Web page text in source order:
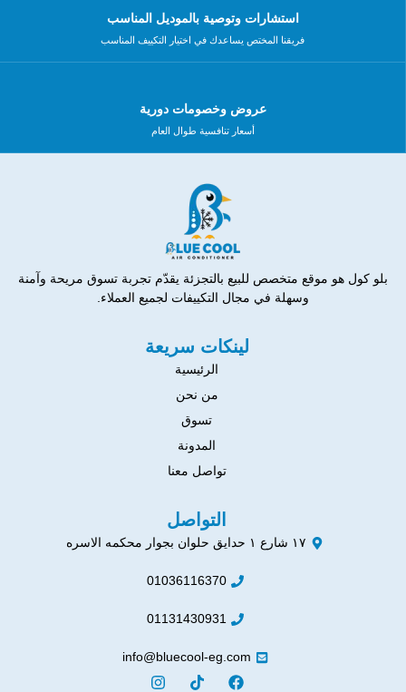
استشارات وتوصية بالموديل المناسب
فريقنا المختص يساعدك في اختيار التكييف المناسب
عروض وخصومات دورية
أسعار تنافسية طوال العام
بلو كول هو موقع متخصص للبيع بالتجزئة يقدّم تجربة تسوق مريحة وآمنة
وسهلة في مجال التكييفات لجميع العملاء.
لينكات سريعة
الرئيسية
من نحن
تسوق
المدونة
تواصل معنا
التواصل
١٧ شارع ١ حدايق حلوان بجوار محكمه الاسره
01036116370
01131430931
info@bluecool-eg.com